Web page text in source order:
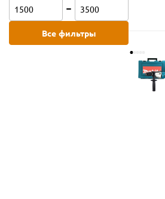
Все фильтры